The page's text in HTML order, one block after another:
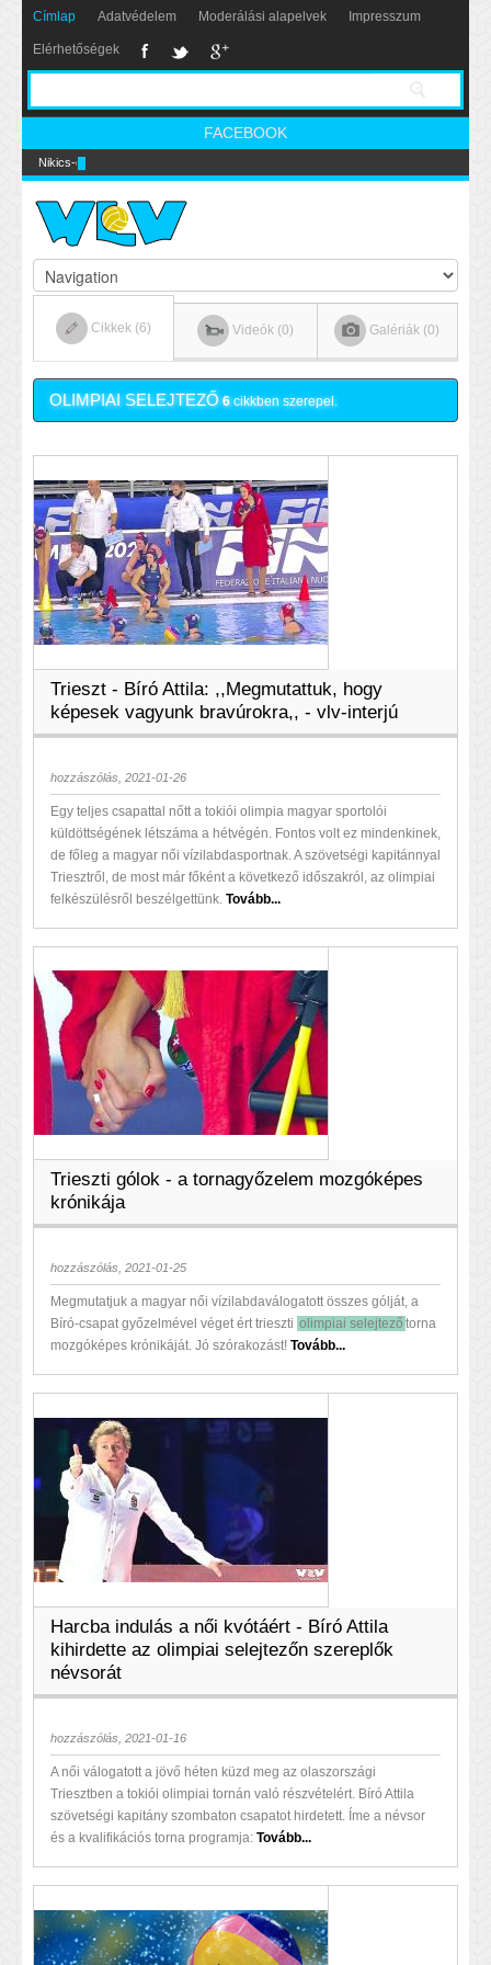
Címlap Adatvédelem Moderálási alapelvek Impresszum
Elérhetőségek
FACEBOOK
Nikics-gól lábbal
Cikkek (6) Videók (0) Galériák (0)
OLIMPIAI SELEJTEZŐ 6cikkben szerepel.
Trieszt - Bíró Attila: ,,Megmutattuk, hogy
képesek vagyunk bravúrokra,, - vlv-interjú
hozzászólás, 2021-01-26
Egy teljes csapattal nőtt a tokiói olimpia magyar sportolói
küldöttségének létszáma a hétvégén. Fontos volt ez mindenkinek,
de főleg a magyar női vízilabdasportnak. A szövetségi kapitánnyal
Triesztről, de most már főként a következő időszakról, az olimpiai
felkészülésről beszélgettünk. Tovább...
Trieszti gólok - a tornagyőzelem mozgóképes
krónikája
hozzászólás, 2021-01-25
Megmutatjuk a magyar női vízilabdaválogatott összes gólját, a
Bíró-csapat győzelmével véget ért trieszti olimpiai selejtező torna
mozgóképes krónikáját. Jó szórakozást! Tovább...
Harcba indulás a női kvótáért - Bíró Attila
kihirdette az olimpiai selejtezőn szereplők
névsorát
hozzászólás, 2021-01-16
A női válogatott a jövő héten küzd meg az olaszországi
Triesztben a tokiói olimpiai tornán való részvételért. Bíró Attila
szövetségi kapitány szombaton csapatot hirdetett. Íme a névsor
és a kvalifikációs torna programja: Tovább...